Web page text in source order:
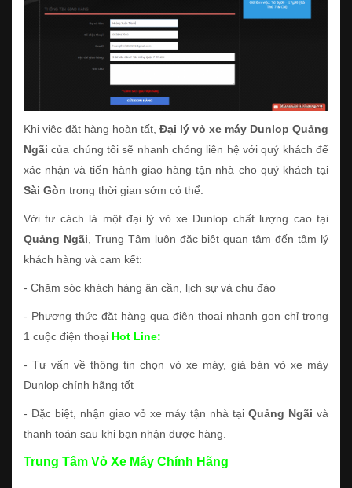
Khi việc đặt hàng hoàn tất, Đại lý vỏ xe máy Dunlop Quảng
Ngãi của chúng tôi sẽ nhanh chóng liên hệ với quý khách để
xác nhận và tiến hành giao hàng tận nhà cho quý khách tại
Sài Gòn trong thời gian sớm có thể.
Với tư cách là một đại lý vỏ xe Dunlop chất lượng cao tại
Quảng Ngãi , Trung Tâm luôn đặc biệt quan tâm đến tâm lý
khách hàng và cam kết:
- Chăm sóc khách hàng ân cần, lịch sự và chu đáo
- Phương thức đặt hàng qua điện thoại nhanh gọn chỉ trong
1 cuộc điện thoại Hot Line:
- Tư vấn về thông tin chọn vỏ xe máy, giá bán vỏ xe máy
Dunlop chính hãng tốt
- Đặc biệt, nhận giao vỏ xe máy tận nhà tạiQuảng Ngãi và
thanh toán sau khi bạn nhận được hàng.
Trung Tâm Vỏ Xe Máy Chính Hãng